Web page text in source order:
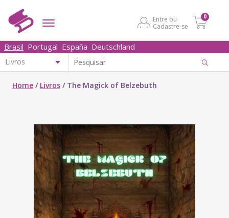
Entre ou
Cadastre-se
0
Brasil Portugal España Deutschland
Home / Livros / The Magick of Belzebuth